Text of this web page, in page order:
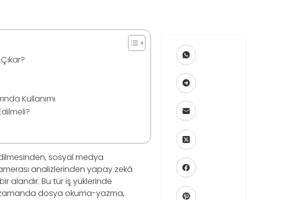
Kullanımı
sosyal medya
analizlerinden yapay zekâ
alandır. Bu tür iş yüklerinde
zamanda dosya okuma-yazma,